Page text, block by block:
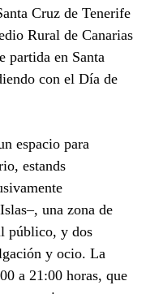
Cruz de Tenerife
Rural de Canarias
partida en Santa
con el Día de
espacio para
estands
una zona de
público, y dos
y ocio. La
a 21:00 horas, que